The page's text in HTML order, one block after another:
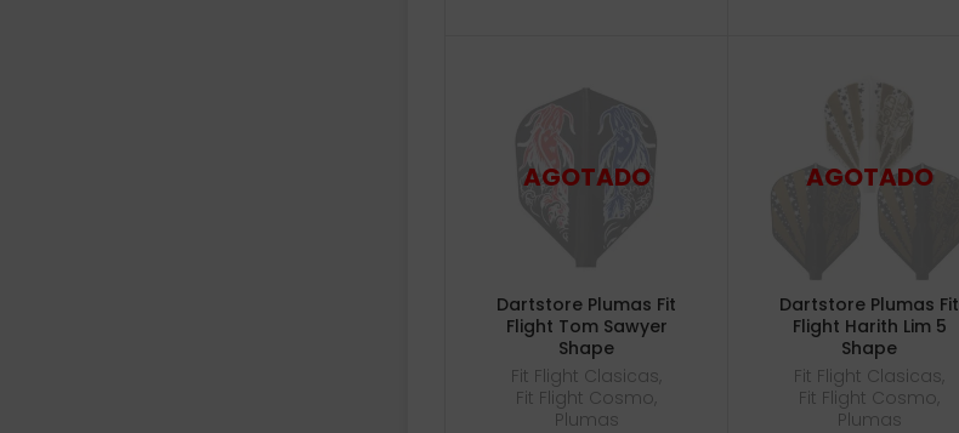
Dartstore Plumas Fit
Flight Tom Sawyer
Shape
Fit Flight Clasicas,
Fit Flight Cosmo,
Plumas
Dartstore Plumas Fit
Flight Harith Lim 5
Shape
Fit Flight Clasicas,
Fit Flight Cosmo,
Plumas